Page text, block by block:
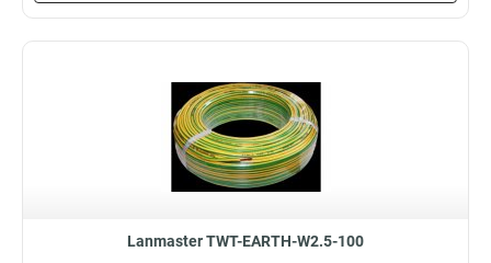
Lanmaster TWT-EARTH-W2.5-100